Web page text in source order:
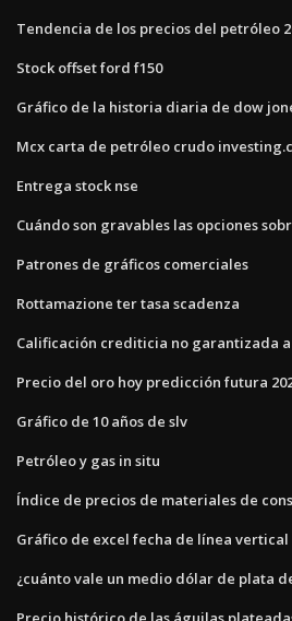
Tendencia de los precios del petróleo
Stock offset ford f150
Gráfico de la historia diaria de dow
Mcx carta de petróleo crudo
Entrega stock nse
Cuándo son gravables las opciones
Patrones de gráficos comerciales
Rottamazione ter tasa scadenza
Calificación crediticia no garantizada
Precio del oro hoy predicción futura
Gráfico de 10 años de slv
Petróleo y gas in situ
Índice de precios de materiales de
Gráfico de excel fecha de línea vertical
¿cuánto vale un medio dólar de plata de